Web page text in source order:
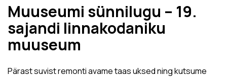
Muuseumi sünnilugu – 19.
sajandi linnakodaniku
muuseum
Pärast suvist remonti avame taas uksed ning kutsume